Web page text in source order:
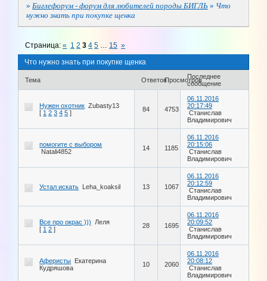
» Биглефорум - форум для любителей породы БИГЛЬ » Что
нужно знать при покупке щенка
Что нужно знать при покупке щенка
Страница:« 1 2 3 4 5 … 15 »
Тема ОтветовПросмотровПоследнее
сообщение
Нужен охотник Zubasty13
[ 1 2 3 4 5 ] 84 4753
06.11.2016
20:17:49
Станислав
Владимирович
помогите с выбором
Natali4852
14 1185
06.11.2016
20:15:06
Станислав
Владимирович
Устал искать Leha_koaksil 13 1067
06.11.2016
20:12:59
Станислав
Владимирович
Все про окрас )))
Леля
[ 1 2 ] 28 1695
06.11.2016
20:09:52
Станислав
Владимирович
Аферисты
Екатерина
Кудряшова
10 2060
06.11.2016
20:08:12
Станислав
Владимирович